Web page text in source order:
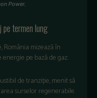
Power.
pe termen lung
România mizeazăîn
pe bază de gaz.
de tranziție, menit să
surselor regenerabile.